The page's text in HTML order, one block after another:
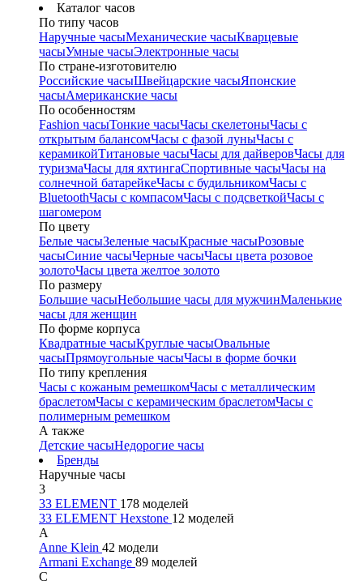
Каталог часов
По типу часов
Наручные часыМеханические часыКварцевые
часыУмные часыЭлектронные часы
По стране-изготовителю
Российские часыШвейцарские часыЯпонские
часыАмериканские часы
По особенностям
Fashion часыТонкие часыЧасы скелетоныЧасы с
открытым балансомЧасы с фазой луныЧасы с
керамикойТитановые часыЧасы для дайверовЧасы для
туризмаЧасы для яхтингаСпортивные часыЧасы на
солнечной батарейкеЧасы с будильникомЧасы с
BluetoothЧасы с компасомЧасы с подсветкойЧасы с
шагомером
По цвету
Белые часыЗеленые часыКрасные часыРозовые
часыСиние часыЧерные часыЧасы цвета розовое
золотоЧасы цвета желтое золото
По размеру
Большие часыНебольшие часы для мужчинМаленькие
часы для женщин
По форме корпуса
Квадратные часыКруглые часыОвальные
часыПрямоугольные часыЧасы в форме бочки
По типу крепления
Часы с кожаным ремешкомЧасы с металлическим
браслетомЧасы с керамическим браслетомЧасы с
полимерным ремешком
А также
Детские часыНедорогие часы
Бренды
Наручные часы
3
33 ELEMENT 178 моделей
33 ELEMENT Hexstone 12 моделей
A
Anne Klein 42 модели
Armani Exchange 89 моделей
C